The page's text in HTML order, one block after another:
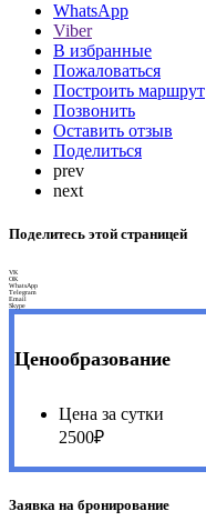
WhatsApp
Viber
В избранные
Пожаловаться
Построить маршрут
Позвонить
Оставить отзыв
Поделиться
prev
next
Поделитесь этой страницей
VK
OK
WhatsApp
Telegram
Email
Skype
Ценообразование
Цена за сутки
2500₽
Заявка на бронирование